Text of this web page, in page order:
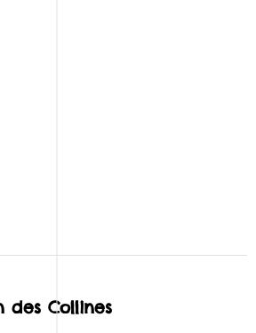
des Collines